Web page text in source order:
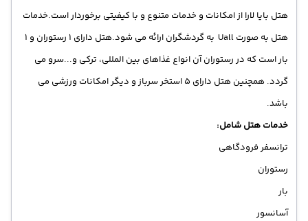
هتل بایا لارا از امکانات و خدمات متنوع و با کیفیتی برخوردار است.خدمات
هتل به صورت Uall به گردشگران ارائه می شود.هتل دارای 1 رستوران و 1
بار است که در رستوران آن انواع غذاهای بین المللی، ترکی و...سرو می
گردد. همچنین هتل دارای 5 استخر سرباز و دیگر امکانات ورزشی می
باشد.
خدمات هتل شامل:
ترانسفر فرودگاهی
رستوران
بار
آسانسور